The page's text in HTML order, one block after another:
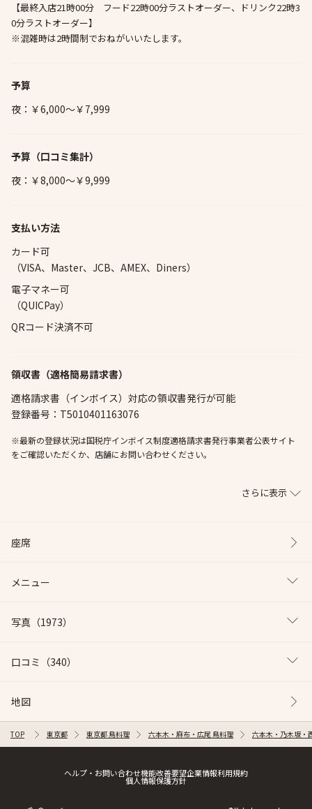
【最終入店21時00分 フード22時00分ラストオーダー、ドリンク22時3
0分ラストオーダー】
※混雑時は2時間制でおねがいいたします。
予算
夜：￥6,000～￥7,999
予算 （口コミ集計）
夜：￥8,000～￥9,999
支払い方法
カード可
（VISA、Master、JCB、AMEX、Diners）
電子マネー可
（QUICPay）
QRコード決済不可
領収書（適格簡易請求書）
適格請求書（インボイス）対応の領収書発行が可能
登録番号：T5010401163076
※最新の登録状況は国税庁インボイス制度適格請求書発行事業者公表サイト
をご確認いただくか、店舗にお問い合わせください。
さらに表示
座席
メニュー
写真 （1973）
口コミ （340）
地図
TOP 東京都 東京都 鳥料理 六本木・麻布・広尾 鳥料理 六本木・乃木坂・
ヘルプ・お問い合わせ機能改善要望企業情報利用規約
個人情報保護方針